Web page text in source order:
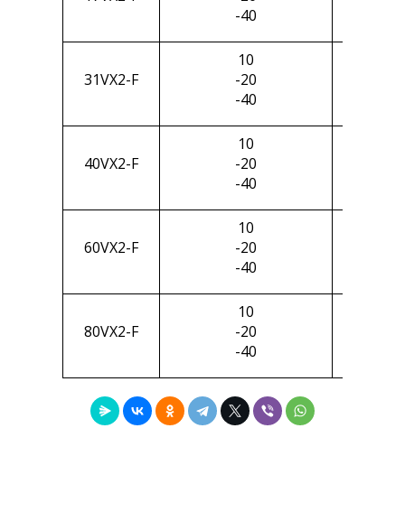
-40
31VХ2-F
10
-20
-40
40VХ2-F
10
-20
-40
60VХ2-F
10
-20
-40
80VХ2-F
10
-20
-40